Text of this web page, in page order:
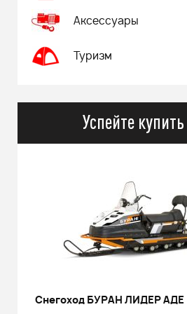
Аксессуары
Туризм
Успейте купить
РИНАЛЬ 2013 черный В/Т 1м